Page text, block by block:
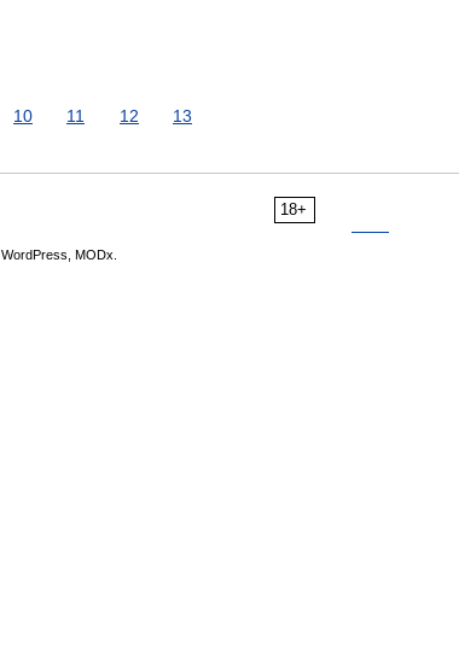
10 11 12 13
18+
WordPress, MODx.